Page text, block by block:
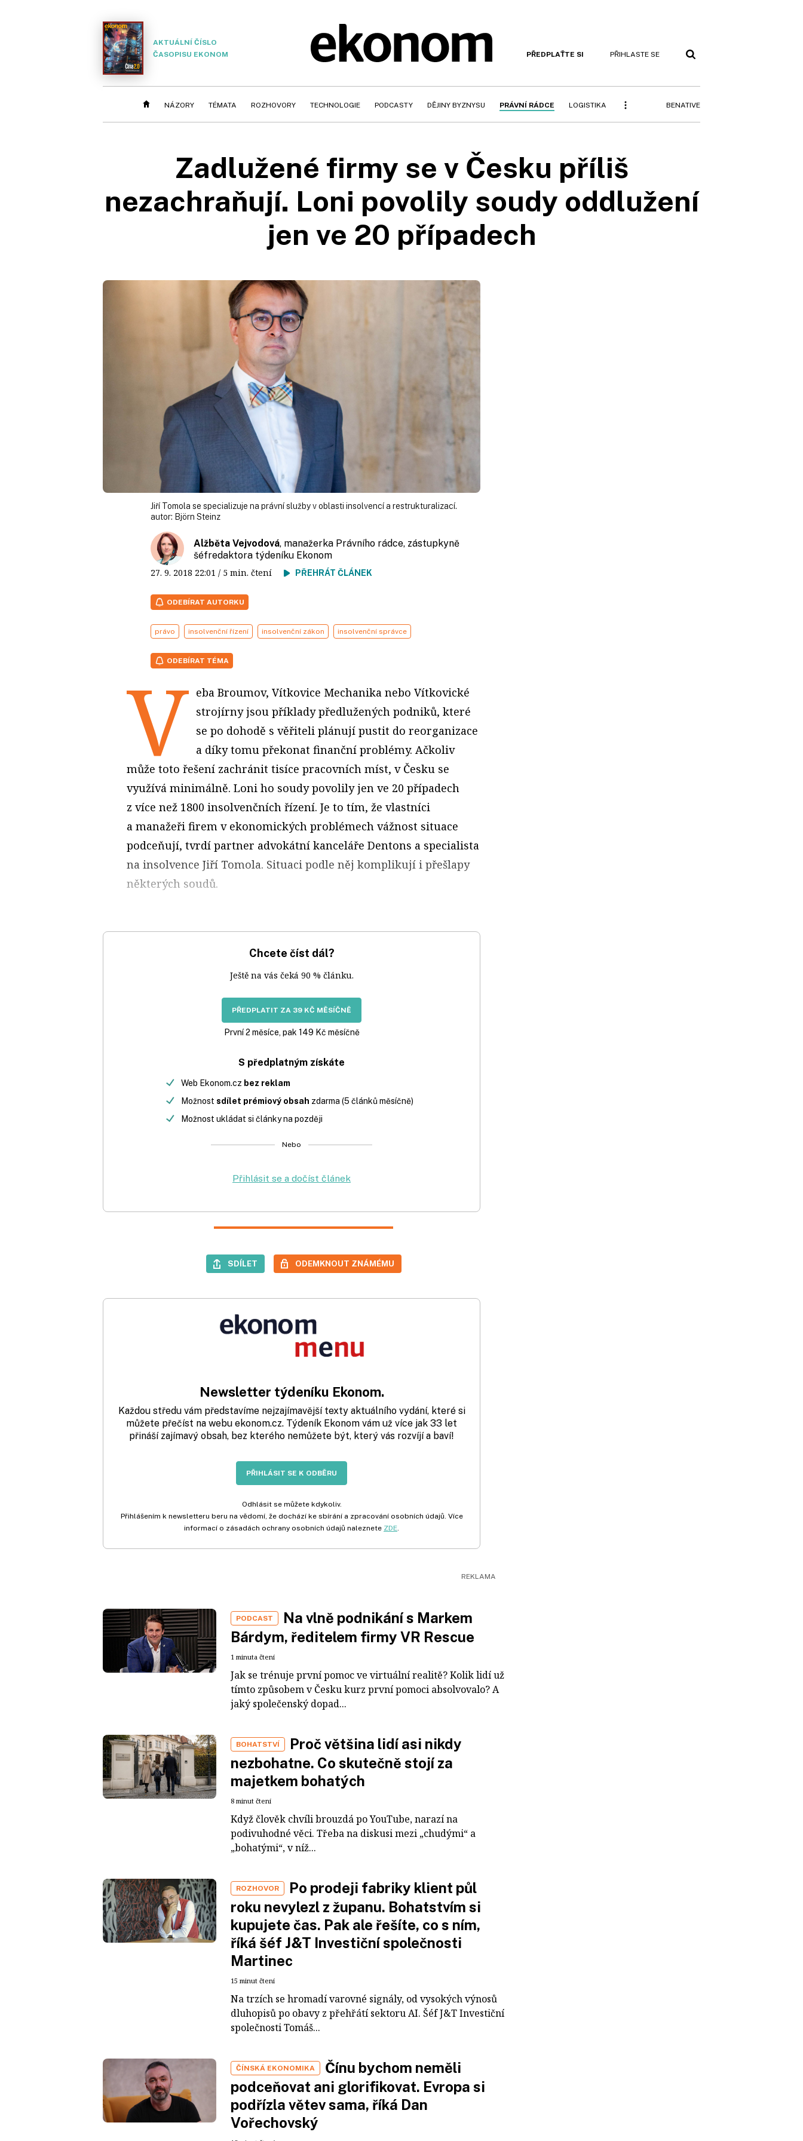
AKTUÁLNÍ ČÍSLO
ČASOPISU EKONOM
PŘEDPLAŤTE SI PŘIHLASTE SE
NÁZORY TÉMATA ROZHOVORY TECHNOLOGIE PODCASTY DĚJINY BYZNYSU PRÁVNÍ RÁDCE LOGISTIKA BENATIVE
Zadlužené firmy se v Česku příliš
nezachraňují. Loni povolily soudy oddlužení
jen ve 20 případech
Jiří Tomola se specializuje na právní služby v oblasti insolvencí a restrukturalizací.
autor: Björn Steinz
Alžběta Vejvodová, manažerka Právního rádce, zástupkyně
šéfredaktora týdeníku Ekonom
27. 9. 2018 22:01 / 5 min. čtení PŘEHRÁT ČLÁNEK
ODEBÍRAT AUTORKU
právo insolvenční řízení insolvenční zákon insolvenční správce
ODEBÍRAT TÉMA
V eba Broumov, Vítkovice Mechanika nebo Vítkovické
strojírny jsou příklady předlužených podniků, které
se po dohodě s věřiteli plánují pustit do reorganizace
a díky tomu překonat finanční problémy. Ačkoliv
může toto řešení zachránit tisíce pracovních míst, v Česku se
využívá minimálně. Loni ho soudy povolily jen ve 20 případech
z více než 1800 insolvenčních řízení. Je to tím, že vlastníci
a manažeři firem v ekonomických problémech vážnost situace
podceňují, tvrdí partner advokátní kanceláře Dentons a specialista
na insolvence Jiří Tomola. Situaci podle něj komplikují i přešlapy
některých soudů.
Chcete číst dál?
Ještě na vás čeká 90 % článku.
PŘEDPLATIT ZA 39 KČ MĚSÍČNĚ
První 2 měsíce, pak 149 Kč měsíčně
S předplatným získáte
Web Ekonom.cz bez reklam
Možnost sdílet prémiový obsah zdarma (5 článků měsíčně)
Možnost ukládat si články na později
Nebo
Přihlásit se a dočíst článek
SDÍLET ODEMKNOUT ZNÁMÉMU
Newsletter týdeníku Ekonom.
Každou středu vám představíme nejzajímavější texty aktuálního vydání, které si
můžete přečíst na webu ekonom.cz. Týdeník Ekonom vám už více jak 33 let
přináší zajímavý obsah, bez kterého nemůžete být, který vás rozvíjí a baví!
PŘIHLÁSIT SE K ODBĚRU
Odhlásit se můžete kdykoliv.
Přihlášením k newsletteru beru na vědomí, že dochází ke sbírání a zpracování osobních údajů. Více
informací o zásadách ochrany osobních údajů naleznete ZDE
PODCAST
Na vlně podnikání s Markem
Bárdym, ředitelem firmy VR Rescue
1 minuta čtení
Jak se trénuje první pomoc ve virtuální realitě? Kolik lidí už
tímto způsobem v Česku kurz první pomoci absolvovalo? A
jaký společenský dopad...
BOHATSTVÍ
Proč většina lidí asi nikdy
nezbohatne. Co skutečně stojí za
majetkem bohatých
8 minut čtení
Když člověk chvíli brouzdá po YouTube, narazí na
podivuhodné věci. Třeba na diskusi mezi „chudými“ a
„bohatými“, v níž...
ROZHOVOR
Po prodeji fabriky klient půl
roku nevylezl z županu. Bohatstvím si
kupujete čas. Pak ale řešíte, co s ním,
říká šéf J&T Investiční společnosti
Martinec
15 minut čtení
Na trzích se hromadí varovné signály, od vysokých výnosů
dluhopisů po obavy z přehřátí sektoru AI. Šéf J&T Investiční
společnosti Tomáš...
ČÍNSKÁ EKONOMIKA
Čínu bychom neměli
podceňovat ani glorifikovat. Evropa si
podřízla větev sama, říká Dan
Vořechovský